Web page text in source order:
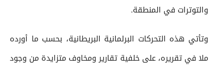
والتوترات في المنطقة.
وتأتي هذه التحركات البرلمانية البريطانية، بحسب ما أورده
ملا في تقريره، على خلفية تقارير ومخاوف متزايدة من وجود